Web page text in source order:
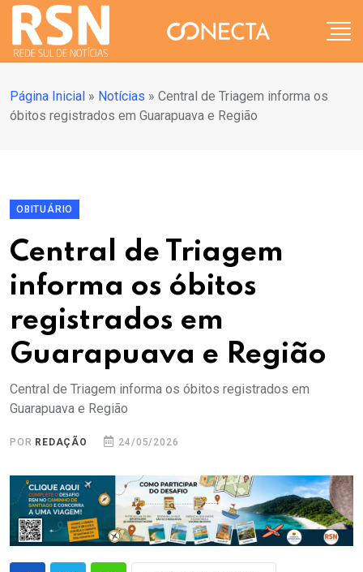
Página Inicial » Notícias » Central de Triagem informa os
óbitos registrados em Guarapuava e Região
OBITUÁRIO
Central de Triagem
informa os óbitos
registrados em
Guarapuava e Região
Central de Triagem informa os óbitos registrados em
Guarapuava e Região
POR REDAÇÃO 24/05/2026